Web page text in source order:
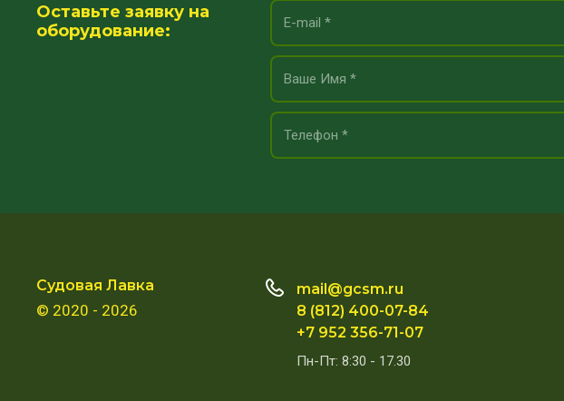
Оставьте заявку на
оборудование:
Судовая Лавка
© 2020 - 2026
mail@gcsm.ru
8 (812) 400-07-84
+7 952 356-71-07
Пн-Пт: 8:30 - 17.30